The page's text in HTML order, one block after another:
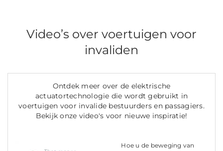
Video’s over voertuigen voor
invaliden
Ontdek meer over de elektrische
actuatortechnologie die wordt gebruikt in
voertuigen voor invalide bestuurders en passagiers.
Bekijk onze video's voor nieuwe inspiratie!
Hoe u de beweging van